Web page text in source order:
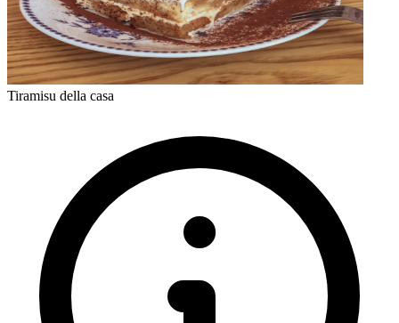
Tiramisu della casa